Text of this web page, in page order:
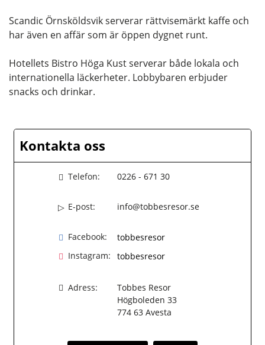
Scandic Örnsköldsvik serverar rättvisemärkt kaffe och
har även en affär som är öppen dygnet runt.
Hotellets Bistro Höga Kust serverar både lokala och
internationella läckerheter. Lobbybaren erbjuder
snacks och drinkar.
Kontakta oss
Telefon: 0226 - 671 30
E-post: info@tobbesresor.se
Facebook:
tobbesresor
Instagram:
tobbesresor
Adress:
Tobbes Resor
Högboleden 33
774 63 Avesta